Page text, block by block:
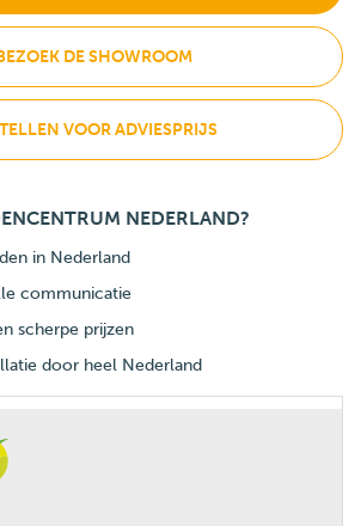
DE SHOWROOM
VOOR ADVIESPRIJS
NEDERLAND?
in Nederland
communicatie
scherpe prijzen
door heel Nederland